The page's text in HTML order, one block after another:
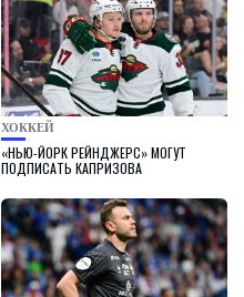
ХОККЕЙ
«НЬЮ-ЙОРК РЕЙНДЖЕРС» МОГУТ
ПОДПИСАТЬ КАПРИЗОВА